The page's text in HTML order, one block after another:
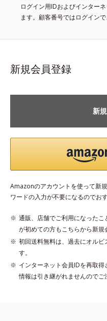
ログイン用IDおよびインター
ます。顧客番号ではログイン
新規会員登録
新
Amazonのアカウントを使って新
ワードの入力が不要になるのでおす
通販、店舗でご利用になった
が初めての方もこちらから新規
初回送料無料は、過去にオル
す。
インターネット会員IDを再取
情報は引き継がれませんのでご